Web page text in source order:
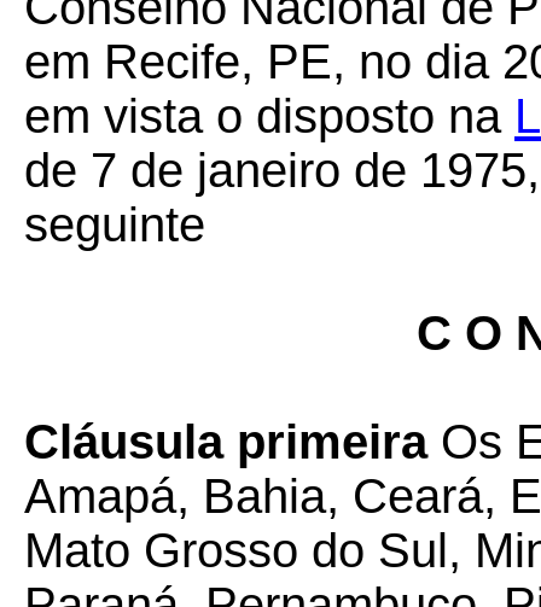
em Recife, PE, no dia
em vista o disposto na
de 7 de janeiro de
seguinte
C O
Cláusula primeiraOs
Amapá, Bahia, Ceará,
Mato Grosso do Sul,